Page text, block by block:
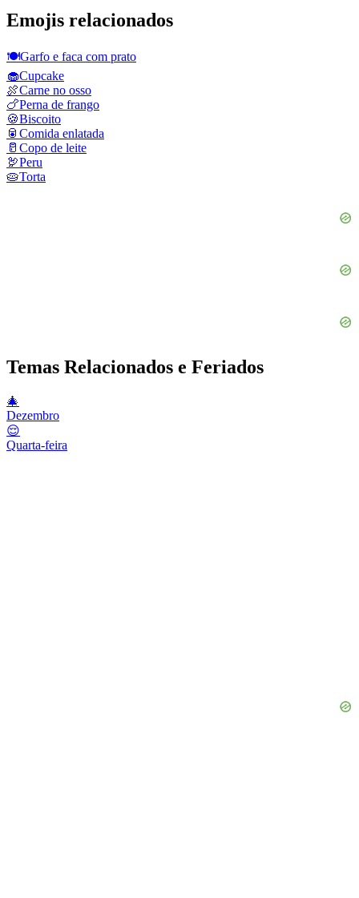
Emojis relacionados
🍽️Garfo e faca com prato
🧁Cupcake
🍖Carne no osso
🍗Perna de frango
🍪Biscoito
🥫 Comida enlatada
🥛 Copo de leite
🦃Peru
🥧Torta
Temas Relacionados e Feriados
🎄
Dezembro
😌
Quarta-feira